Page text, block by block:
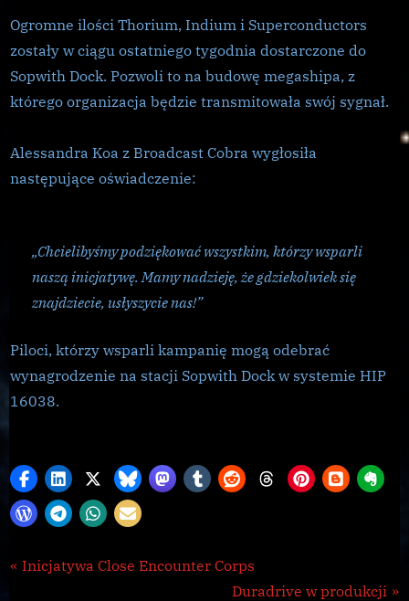
Ogromne ilości Thorium, Indium i Superconductors
zostały w ciągu ostatniego tygodnia dostarczone do
Sopwith Dock. Pozwoli to na budowę megashipa, z
którego organizacja będzie transmitowała swój sygnał.
Alessandra Koa z Broadcast Cobra wygłosiła
następujące oświadczenie:
„Chcielibyśmy podziękować wszystkim, którzy wsparli
naszą inicjatywę. Mamy nadzieję, że gdziekolwiek się
znajdziecie, usłyszycie nas!”
Piloci, którzy wsparli kampanię mogą odebrać
wynagrodzenie na stacji Sopwith Dock w systemie HIP
16038.
CG
Nawigacja
P
Inicjatywa Close Encounter Corps
N
Duradrive w produkcji